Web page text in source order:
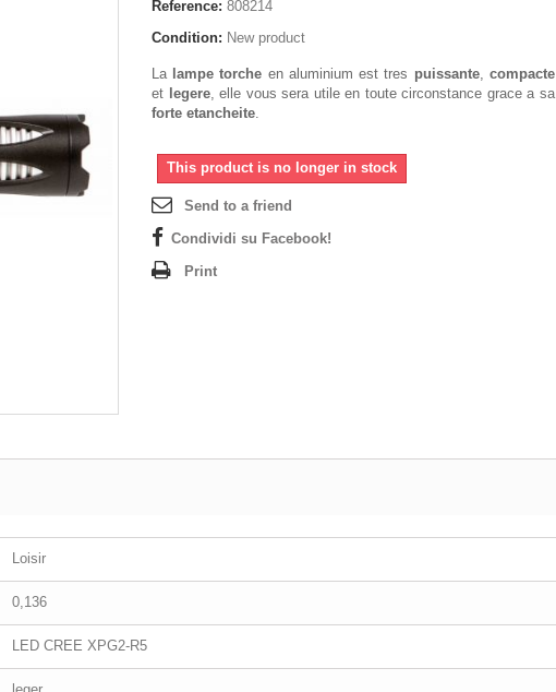
Reference: 808214
Condition: New product
La lampe torche en aluminium est tres puissante, compacte
et legere, elle vous sera utile en toute circonstance grace a sa
forte etancheite.
This product is no longer in stock
Send to a friend
Condividi su Facebook!
Print
Loisir
0,136
LED CREE XPG2-R5